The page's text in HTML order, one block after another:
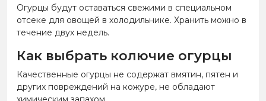
Огурцы будут оставаться свежими в специальном
отсеке для овощей в холодильнике. Хранить можно в
течение двух недель.
Как выбрать колючие огурцы
Качественные огурцы не содержат вмятин, пятен и
других повреждений на кожуре, не обладают